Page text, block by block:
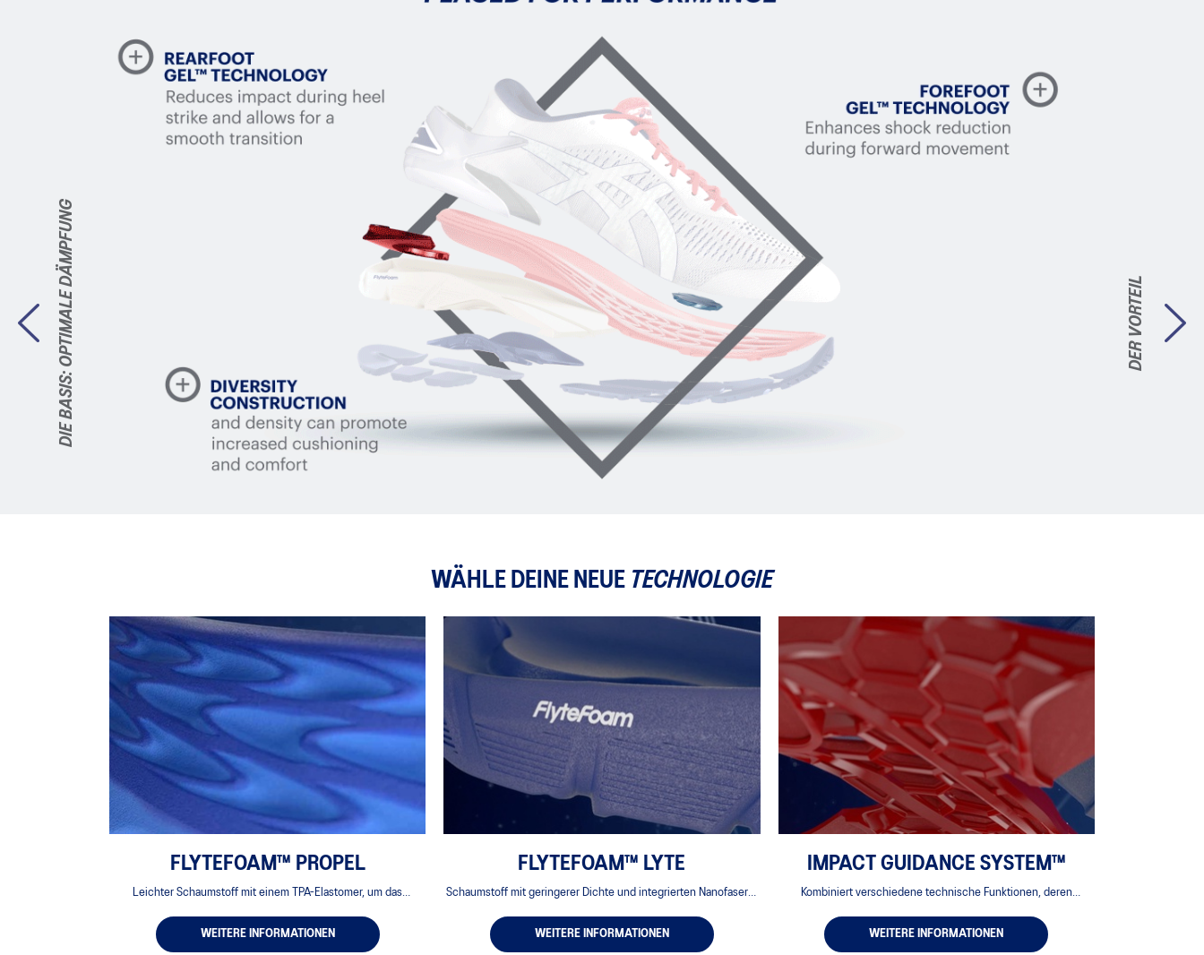
DIE BASIS:
OPTIMALE DÄMPFUNG DER
VORTEIL
WÄHLE DEINE NEUE TECHNOLOGIE
FLYTEFOAM™ PROPEL
Leichter Schaumstoff mit einem TPA-Elastomer, um das
verbessern.
WEITERE INFORMATIONEN
FLYTEFOAM™ LYTE
Schaumstoff mit geringerer Dichte und integrierten Nanofasern,
WEITERE INFORMATIONEN
IMPACT GUIDANCE SYSTEM™
Kombiniert verschiedene technische Funktionen, deren
WEITERE INFORMATIONEN